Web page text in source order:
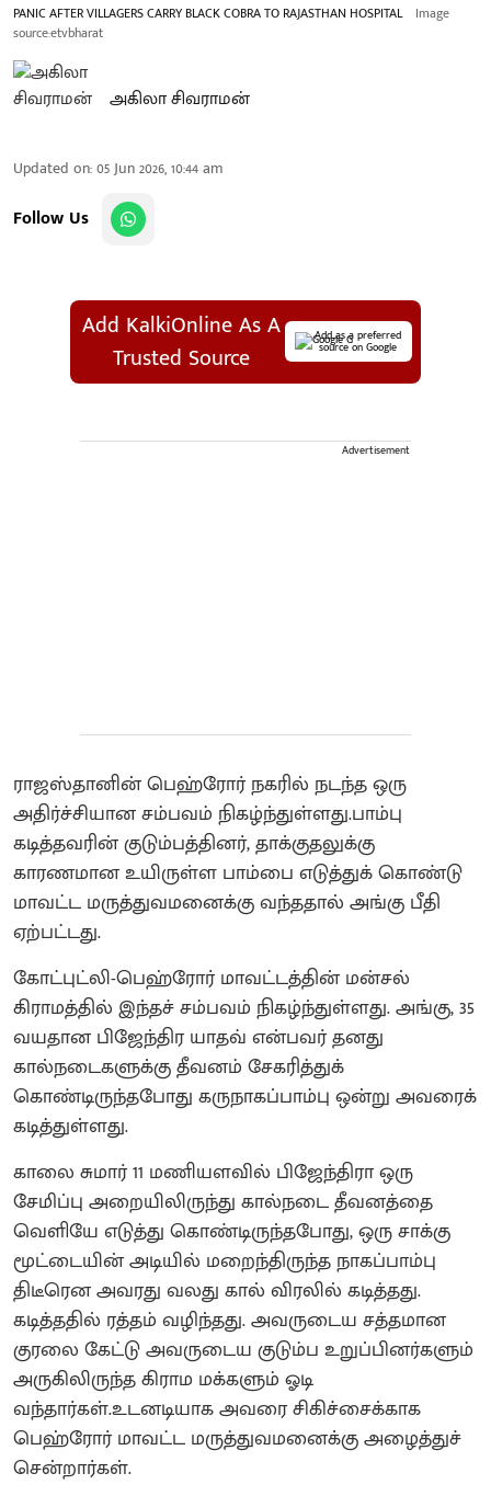
PANIC AFTER VILLAGERS CARRY BLACK COBRA TO RAJASTHAN HOSPITAL
Image
source:etvbharat
அகிலா சிவராமன்
Updated on:05 Jun 2026, 10:44 am
Follow Us
Add KalkiOnline As A
Trusted Source
Add as a preferred
source on Google
Advertisement
ராஜஸ்தானின் பெஹ்ரோர் நகரில் நடந்த ஒரு
அதிர்ச்சியான சம்பவம் நிகழ்ந்துள்ளது.பாம்பு
கடித்தவரின் குடும்பத்தினர், தாக்குதலுக்கு
காரணமான உயிருள்ள பாம்பை எடுத்துக் கொண்டு
மாவட்ட மருத்துவமனைக்கு வந்ததால் அங்கு பீதி
ஏற்பட்டது.
கோட்புட்லி-பெஹ்ரோர் மாவட்டத்தின் மன்சல்
கிராமத்தில் இந்தச் சம்பவம் நிகழ்ந்துள்ளது. அங்கு, 35
வயதான பிஜேந்திர யாதவ் என்பவர் தனது
கால்நடைகளுக்கு தீவனம் சேகரித்துக்
கொண்டிருந்தபோது கருநாகப்பாம்பு ஒன்று அவரைக்
கடித்துள்ளது.
காலை சுமார் 11 மணியளவில் பிஜேந்திரா ஒரு
சேமிப்பு அறையிலிருந்து கால்நடை தீவனத்தை
வெளியே எடுத்து கொண்டிருந்தபோது, ஒரு சாக்கு
மூட்டையின் அடியில் மறைந்திருந்த நாகப்பாம்பு
திடீரென அவரது வலது கால் விரலில் கடித்தது.
கடித்ததில் ரத்தம் வழிந்தது. அவருடைய சத்தமான
குரலை கேட்டு அவருடைய குடும்ப உறுப்பினர்களும்
அருகிலிருந்த கிராம மக்களும் ஓடி
வந்தார்கள்.உடனடியாக அவரை சிகிச்சைக்காக
பெஹ்ரோர் மாவட்ட மருத்துவமனைக்கு அழைத்துச்
சென்றார்கள்.